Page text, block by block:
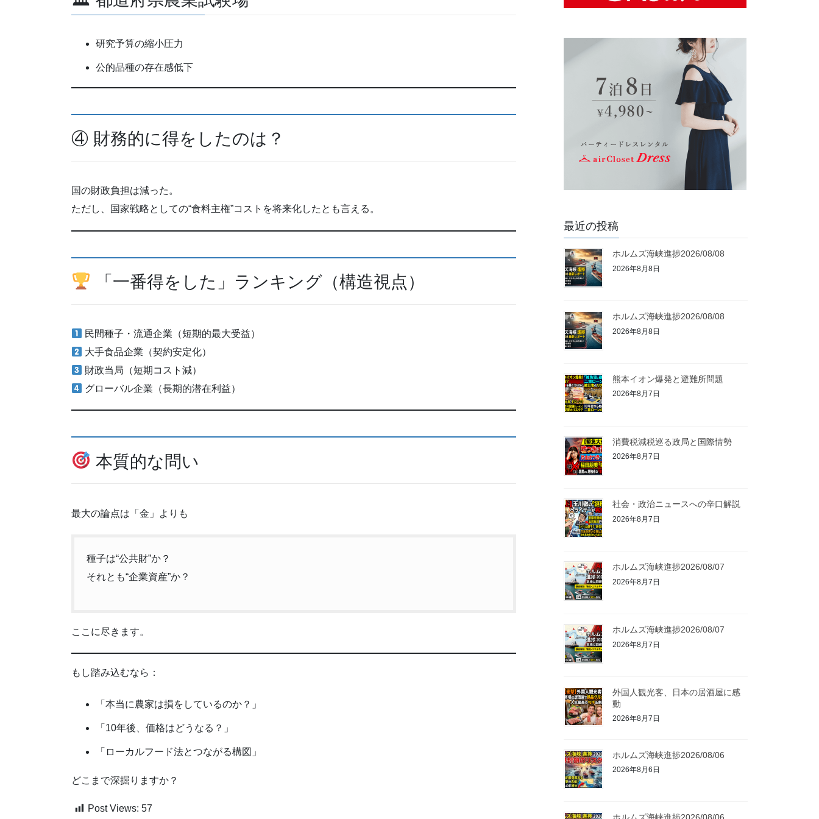
研究予算の縮小圧力
公的品種の存在感低下
④ 財務的に得をしたのは？
国の財政負担は減った。
ただし、国家戦略としての“食料主権”コストを将来化したとも言える。
「一番得をした」ランキング（構造視点）
民間種子・流通企業（短期的最大受益）
大手食品企業（契約安定化）
財政当局（短期コスト減）
グローバル企業（長期的潜在利益）
本質的な問い
最大の論点は「金」よりも
種子は“公共財”か？
それとも“企業資産”か？
ここに尽きます。
もし踏み込むなら：
「本当に農家は損をしているのか？」
「10年後、価格はどうなる？」
「ローカルフード法とつながる構図」
どこまで深掘りますか？
Post Views: 57
最近の投稿
ホルムズ海峡進捗2026/08/08
2026年8月8日
ホルムズ海峡進捗2026/08/08
2026年8月8日
熊本イオン爆発と避難所問題
2026年8月7日
消費税減税巡る政局と国際情勢
2026年8月7日
社会・政治ニュースへの辛口解説
2026年8月7日
ホルムズ海峡進捗2026/08/07
2026年8月7日
ホルムズ海峡進捗2026/08/07
2026年8月7日
外国人観光客、日本の居酒屋に感
動
2026年8月7日
ホルムズ海峡進捗2026/08/06
2026年8月6日